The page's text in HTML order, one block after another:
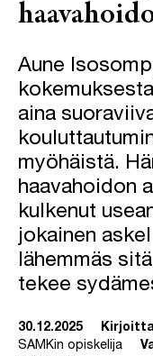
Aune
aina
myöhäistä.
haavahoidon
kulkenut
jokainen
lähemmäs
tekee
30.12.2025
SAMKin opiskelija